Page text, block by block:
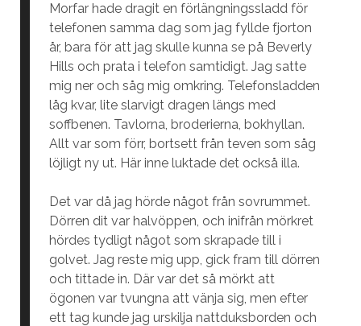
Morfar hade dragit en förlängningssladd för
telefonen samma dag som jag fyllde fjorton
år, bara för att jag skulle kunna se på Beverly
Hills och prata i telefon samtidigt. Jag satte
mig ner och såg mig omkring. Telefonsladden
låg kvar, lite slarvigt dragen längs med
soffbenen. Tavlorna, broderierna, bokhyllan.
Allt var som förr, bortsett från teven som såg
löjligt ny ut. Här inne luktade det också illa.
Det var då jag hörde något från sovrummet.
Dörren dit var halvöppen, och inifrån mörkret
hördes tydligt något som skrapade till i
golvet. Jag reste mig upp, gick fram till dörren
och tittade in. Där var det så mörkt att
ögonen var tvungna att vänja sig, men efter
ett tag kunde jag urskilja nattduksborden och